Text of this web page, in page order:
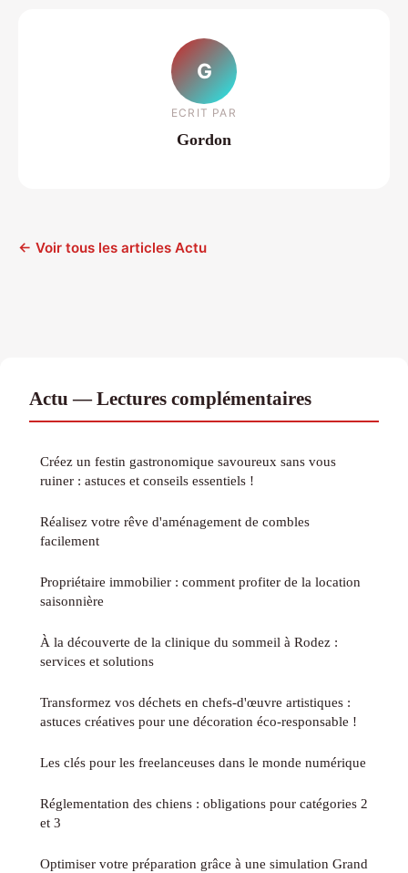
G
ECRIT PAR
Gordon
← Voir tous les articles Actu
Actu — Lectures complémentaires
Créez un festin gastronomique savoureux sans vous
ruiner : astuces et conseils essentiels !
Réalisez votre rêve d'aménagement de combles
facilement
Propriétaire immobilier : comment profiter de la location
saisonnière
À la découverte de la clinique du sommeil à Rodez :
services et solutions
Transformez vos déchets en chefs-d'œuvre artistiques :
astuces créatives pour une décoration éco-responsable !
Les clés pour les freelanceuses dans le monde numérique
Réglementation des chiens : obligations pour catégories 2
et 3
Optimiser votre préparation grâce à une simulation Grand